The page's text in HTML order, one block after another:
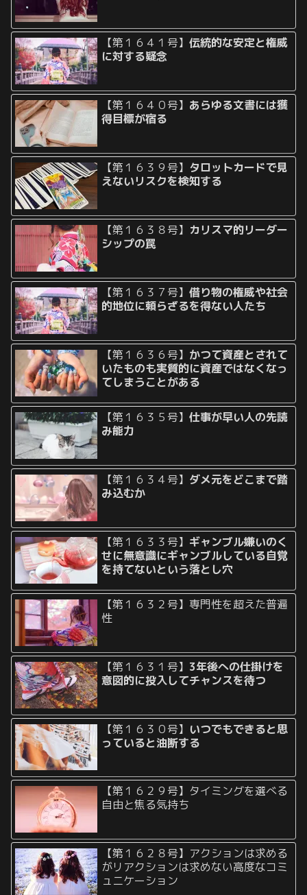
【第１６４１号】伝統的な安定と権威
に対する疑念
【第１６４０号】 あらゆる文書には獲
得目標が宿る
【第１６３９号】 タロットカードで見
えないリスクを検知する
【第１６３８号】 カリスマ的リーダー
シップの罠
【第１６３７号】借り物の権威や社会
的地位に頼らざるを得ない人たち
【第１６３６号】 かつて資産とされて
いたものも実質的に資産ではなくなっ
てしまうことがある
【第１６３５号】仕事が早い人の先読
み能力
【第１６３４号】 ダメ元をどこまで踏
み込むか
【第１６３３号】 ギャンブル嫌いのく
せに無意識にギャンブルしている自覚
を持てないという落とし穴
【第１６３２号】専門性を超えた普遍
性
【第１６３１号】 3年後への仕掛けを
意図的に投入してチャンスを待つ
【第１６３０号】 いつでもできると思
っていると油断する
【第１６２９号】タイミングを選べる
自由と焦る気持ち
【第１６２８号】アクションは求める
がリアクションは求めない高度なコミ
ュニケーション